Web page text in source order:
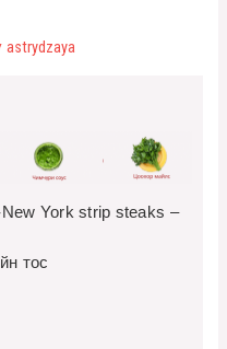
astrydzaya
York strip steaks –
тос